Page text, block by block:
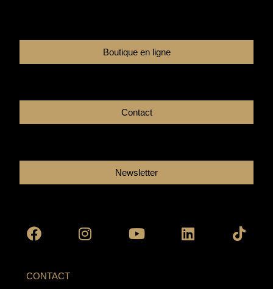
Boutique en ligne
Contact
Newsletter
CONTACT